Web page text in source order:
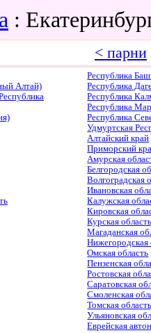
:
< парни
Республика
Алтай)
Республика
Республика
Республика
Республика
Удмуртская
Алтайский край
Приморский
Амурская
Белгородская
Волгоградская
Ивановская
Калужская
Кировская
Курская
Магаданская
Нижегородская
Омская область
Пензенская
Ростовская
Саратовская
Смоленская
Томская
Ульяновская
Еврейская